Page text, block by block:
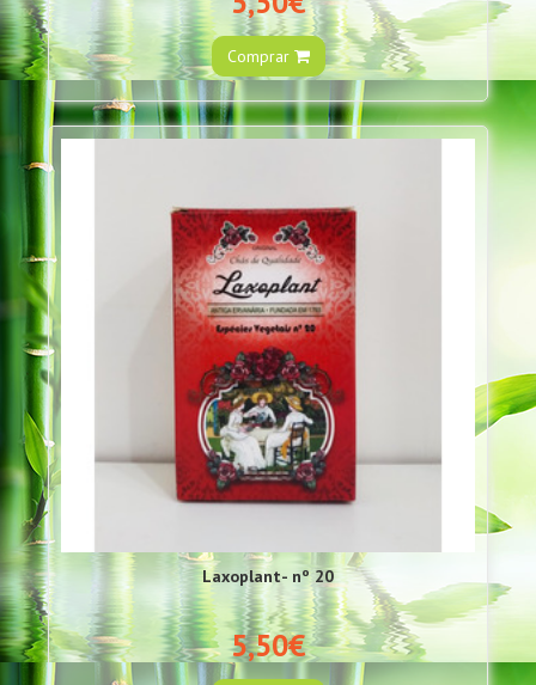
Comprar
Laxoplant- nº 20
5,50€